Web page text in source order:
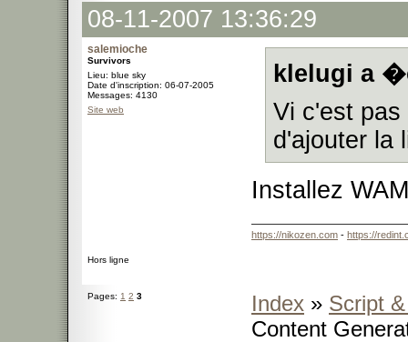
08-11-2007 13:36:29
salemioche
Survivors
Lieu: blue sky
Date d'inscription: 06-07-2005
Messages: 4130
Site web
klelugi a
Vi c'est pas
d'ajouter la
Installez
https://nikozen.com - https://
Hors ligne
Pages: 1 2 3 Index » Script
Content